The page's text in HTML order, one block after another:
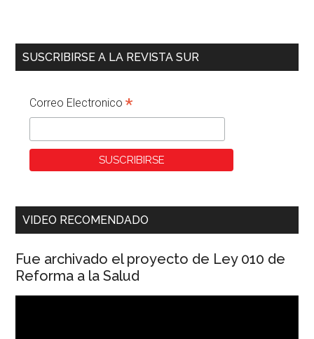
SUSCRIBIRSE A LA REVISTA SUR
Correo Electronico*
VIDEO RECOMENDADO
Fue archivado el proyecto de Ley 010 de
Reforma a la Salud